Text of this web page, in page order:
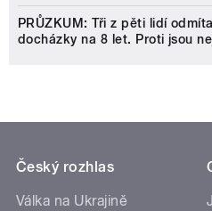
PRŮZKUM: Tři z pěti lidí
docházky na 8 let. Proti jsou
Český rozhlas
Válka na Ukrajině